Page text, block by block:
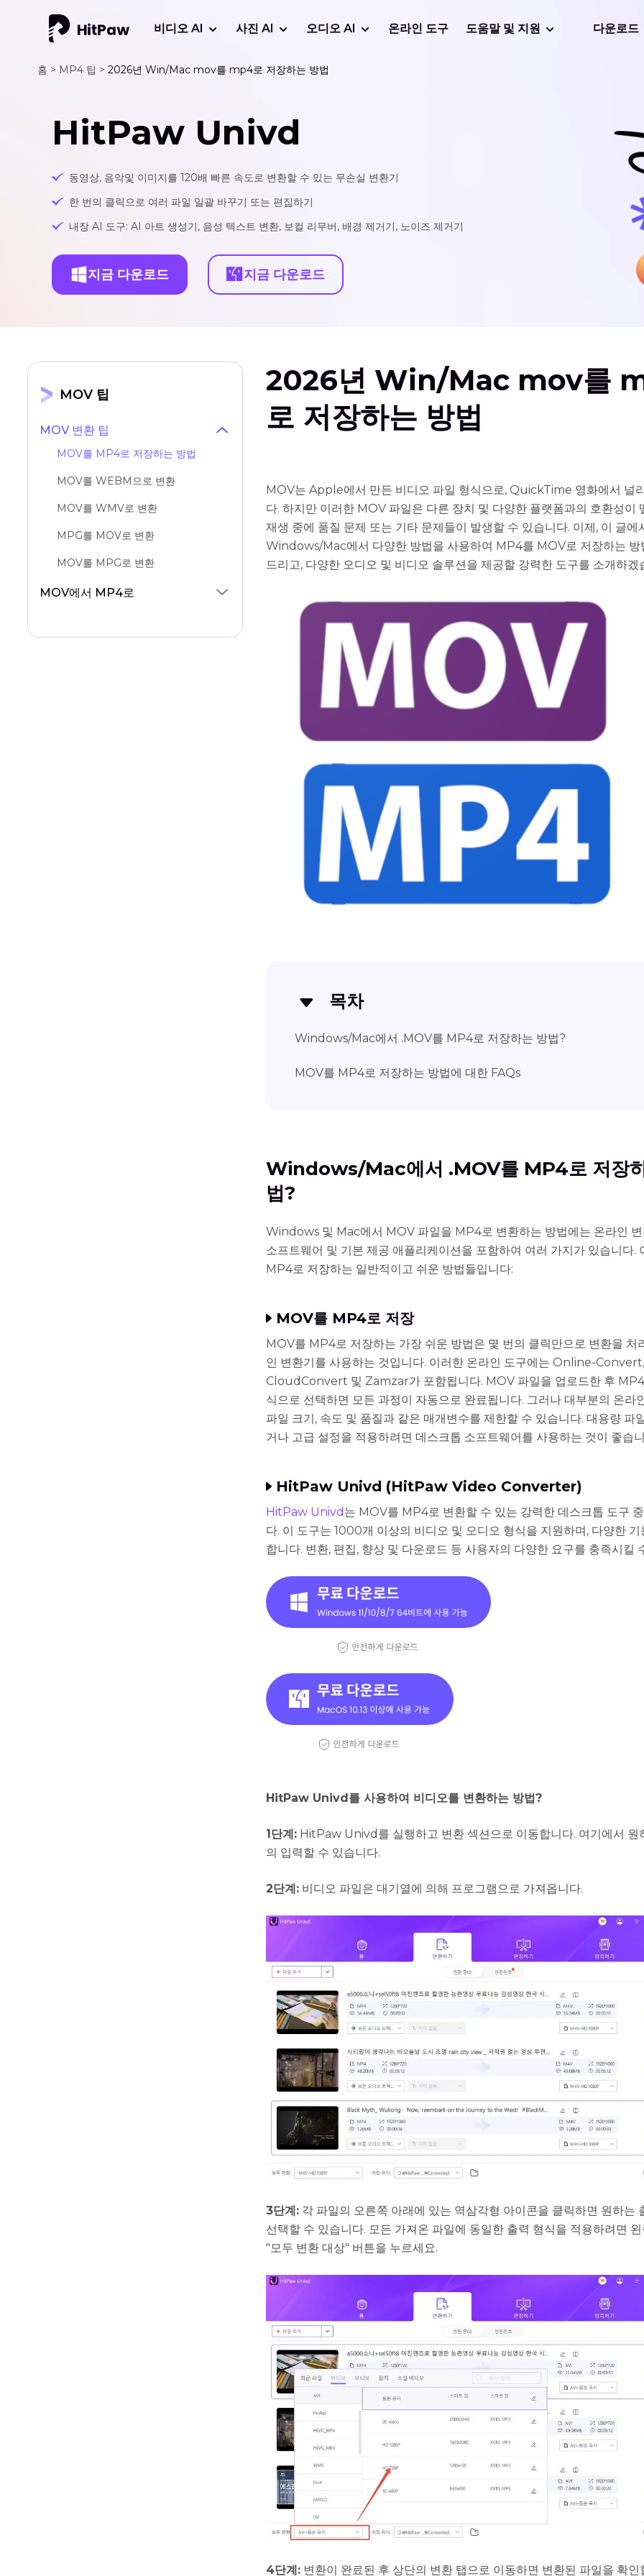
비디오 AI 사진 AI 오디오 AI 온라인 도구 도움말 및 지원 다운로드
홈 > MP4 팁 > 2026년 Win/Mac mov를 mp4로 저장하는 방법
HitPaw Univd
동영상, 음악및 이미지를 120배 빠른 속도로 변환할 수 있는 무손실 변환기
한 번의 클릭으로 여러 파일 일괄 바꾸기 또는 편집하기
내장 AI 도구: AI 아트 생성기, 음성 텍스트 변환, 보컬 리무버, 배경 제거기, 노이즈 제거기
지금 다운로드 지금 다운로드
MOV 팁
MOV 변환 팁
MOV를 MP4로 저장하는 방법
MOV를 WEBM으로 변환
MOV를 WMV로 변환
MPG를 MOV로 변환
MOV를 MPG로 변환
MOV를 AVI로 변환
MOV에서 MP4로
2026년 Win/Mac mov를
로 저장하는 방법
MOV는 Apple에서 만든 비디오 파일 형식으로, QuickTime 영화에서 널
다. 하지만 이러한 MOV 파일은 다른 장치 및 다양한 플랫폼과의 호환성이
재생 중에 품질 문제 또는 기타 문제들이 발생할 수 있습니다. 이제, 이 글에
Windows/Mac에서 다양한 방법을 사용하여 MP4를 MOV로 저장하는 방
드리고, 다양한 오디오 및 비디오 솔루션을 제공할 강력한 도구를 소개하겠
목차
Windows/Mac에서 .MOV를 MP4로 저장하는 방법?
MOV를 MP4로 저장하는 방법에 대한 FAQs
Windows/Mac에서 .MOV를 MP4로 저장
법?
Windows 및 Mac에서 MOV 파일을 MP4로 변환하는 방법에는 온라인 변
소프트웨어 및 기본 제공 애플리케이션을 포함하여 여러 가지가 있습니다.
MP4로 저장하는 일반적이고 쉬운 방법들입니다:
MOV를 MP4로 저장
MOV를 MP4로 저장하는 가장 쉬운 방법은 몇 번의 클릭만으로 변환을 처
인 변환기를 사용하는 것입니다. 이러한 온라인 도구에는 Online-Convert,
CloudConvert 및 Zamzar가 포함됩니다. MOV 파일을 업로드한 후
식으로 선택하면 모든 과정이 자동으로 완료됩니다. 그러나 대부분의 온라
파일 크기, 속도 및 품질과 같은 매개변수를 제한할 수 있습니다. 대용량 파
거나 고급 설정을 적용하려면 데스크톱 소프트웨어를 사용하는 것이 좋습
HitPaw Univd (HitPaw Video Converter)
HitPaw Univd 는 MOV를 MP4로 변환할 수 있는 강력한 데스크톱 도구 중
다. 이 도구는 1000개 이상의 비디오 및 오디오 형식을 지원하며, 다양한 기
합니다. 변환, 편집, 향상 및 다운로드 등 사용자의 다양한 요구를 충족시킬
HitPaw Univd를 사용하여 비디오를 변환하는 방법?
1단계: HitPaw Univd를 실행하고 변환 섹션으로 이동합니다. 여기에서 원
의 입력할 수 있습니다.
2단계: 비디오 파일은 대기열에 의해 프로그램으로 가져옵니다.
3단계: 각 파일의 오른쪽 아래에 있는 역삼각형 아이콘을 클릭하면 원하는
선택할 수 있습니다. 모든 가져온 파일에 동일한 출력 형식을 적용하려면 왼
"모두 변환 대상" 버튼을 누르세요.
4단계: 변환이 완료된 후 상단의 변환 탭으로 이동하면 변환된 파일을 확인